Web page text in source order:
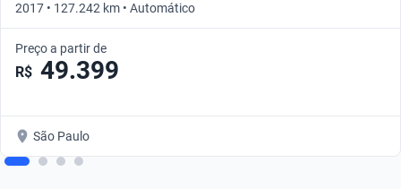
2017 • 127.242 km • Automático
Preço a partir de
R$ 49.399
São Paulo